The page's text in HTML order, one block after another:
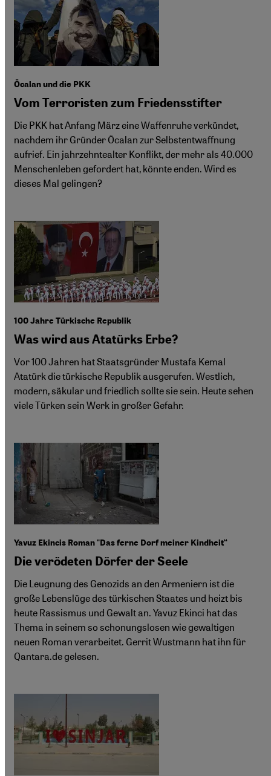
Öcalan und die PKK
Vom Terroristen zum Friedensstifter
Die PKK hat Anfang März eine Waffenruhe verkündet,
nachdem ihr Gründer Öcalan zur Selbstentwaffnung
aufrief. Ein jahrzehntealter Konflikt, der mehr als 40.000
Menschenleben gefordert hat, könnte enden. Wird es
dieses Mal gelingen?
100 Jahre Türkische Republik
Was wird aus Atatürks Erbe?
Vor 100 Jahren hat Staatsgründer Mustafa Kemal
Atatürk die türkische Republik ausgerufen. Westlich,
modern, säkular und friedlich sollte sie sein. Heute sehen
viele Türken sein Werk in großer Gefahr.
Yavuz Ekincis Roman "Das ferne Dorf meiner Kindheit“
Die verödeten Dörfer der Seele
Die Leugnung des Genozids an den Armeniern ist die
große Lebenslüge des türkischen Staates und heizt bis
heute Rassismus und Gewalt an. Yavuz Ekinci hat das
Thema in seinem so schonungslosen wie gewaltigen
neuen Roman verarbeitet. Gerrit Wustmann hat ihn für
Qantara.de gelesen.